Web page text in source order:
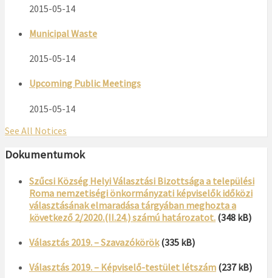
2015-05-14
Municipal Waste
2015-05-14
Upcoming Public Meetings
2015-05-14
See All Notices
Dokumentumok
Szűcsi Község Helyi Választási Bizottsága a települési
Roma nemzetiségi önkormányzati képviselők időközi
választásának elmaradása tárgyában meghozta a
következő 2/2020.(II.24.) számú határozatot. (348 kB)
Választás 2019. – Szavazókörök (335 kB)
Választás 2019. – Képviselő-testület létszám (237 kB)